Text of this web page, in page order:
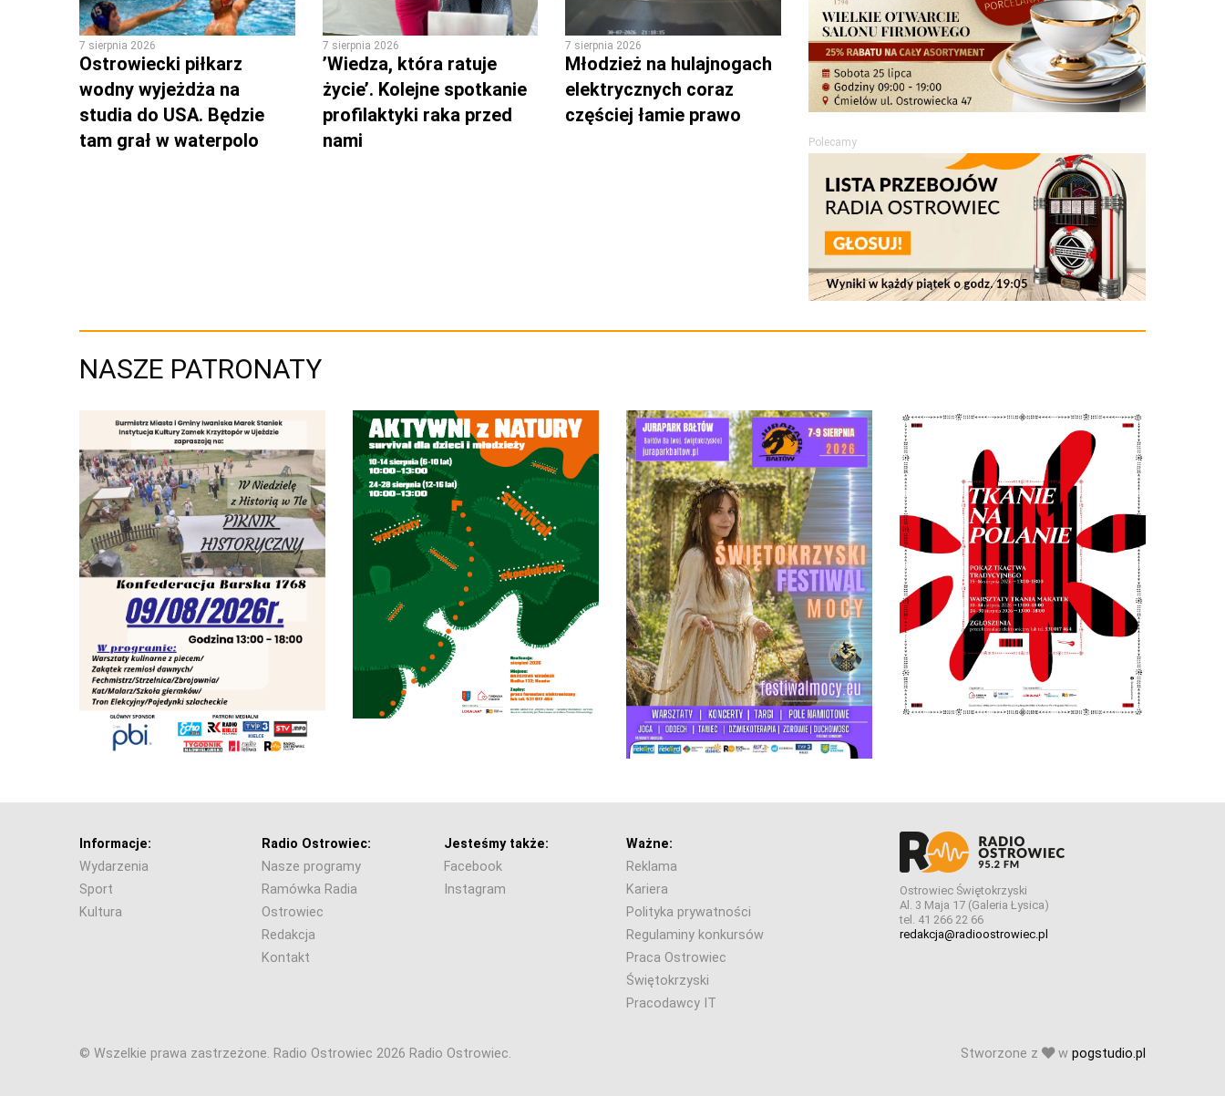
7 sierpnia 2026
Ostrowiecki piłkarz
wodny wyjeżdża na
studia do USA. Będzie
tam grał w waterpolo
7 sierpnia 2026
’Wiedza, która ratuje
życie’. Kolejne spotkanie
profilaktyki raka przed
nami
7 sierpnia 2026
Młodzież na hulajnogach
elektrycznych coraz
częściej łamie prawo
Polecamy
NASZE PATRONATY
Informacje:
Wydarzenia
Sport
Kultura
Radio Ostrowiec:
Nasze programy
Ramówka Radia
Ostrowiec
Redakcja
Kontakt
Jesteśmy także:
Facebook
Instagram
Ważne:
Reklama
Kariera
Polityka prywatności
Regulaminy konkursów
Praca Ostrowiec
Świętokrzyski
Pracodawcy IT
Ostrowiec Świętokrzyski
Al. 3 Maja 17 (Galeria Łysica)
tel. 41 266 22 66
redakcja@radioostrowiec.pl
© Wszelkie prawa zastrzeżone. Radio Ostrowiec 2026 Radio Ostrowiec. Stworzone z w pogstudio.pl